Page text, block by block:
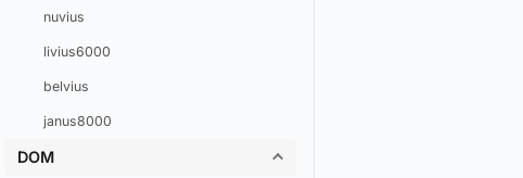
nuvius
livius6000
belvius
janus8000
DOM